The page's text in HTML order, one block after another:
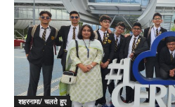
शहरनामा/ चलते हुए